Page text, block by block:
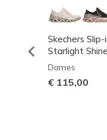
Skechers
Starlight Shine
Dames
€ 115,00